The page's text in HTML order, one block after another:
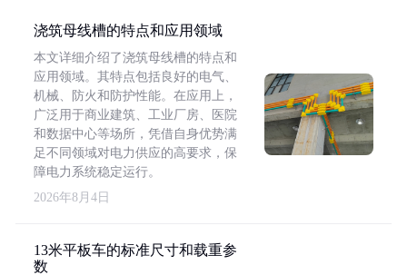
浇筑母线槽的特点和应用领域
本文详细介绍了浇筑母线槽的特点和
应用领域。其特点包括良好的电气、
机械、防火和防护性能。在应用上，
广泛用于商业建筑、工业厂房、医院
和数据中心等场所，凭借自身优势满
足不同领域对电力供应的高要求，保
障电力系统稳定运行。
2026年8月4日
13米平板车的标准尺寸和载重参
数